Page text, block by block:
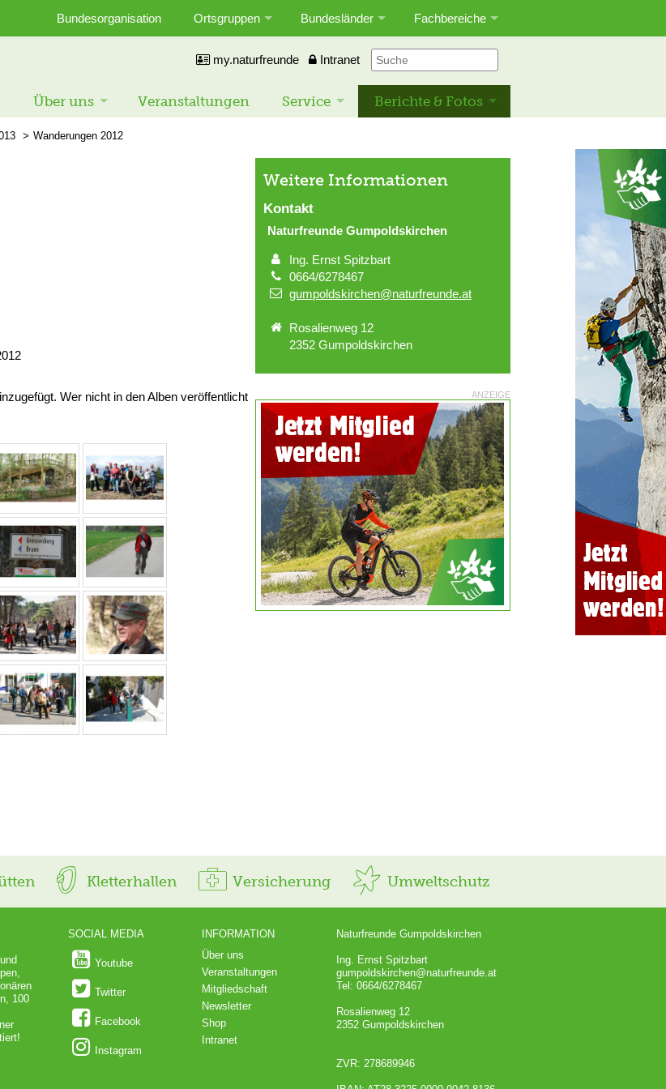
Bundesorganisation Ortsgruppen Bundesländer Fachbereiche
my.naturfreunde Intranet
Über uns Veranstaltungen Service Berichte & Fotos
Wanderungen 2012
Wer nicht in den Alben veröffentlicht
Weitere Informationen
Kontakt
Naturfreunde Gumpoldskirchen
Ing. Ernst Spitzbart
0664/6278467
gumpoldskirchen@naturfreunde.at
Rosalienweg 12
2352 Gumpoldskirchen
ANZEIGE
Kletterhallen Versicherung Umweltschutz
100
SOCIAL MEDIA
Youtube
Twitter
Facebook
Instagram
INFORMATION
Über uns
Veranstaltungen
Mitgliedschaft
Newsletter
Shop
Intranet
Naturfreunde Gumpoldskirchen
Ing. Ernst Spitzbart
gumpoldskirchen@naturfreunde.at
Tel: 0664/6278467
Rosalienweg 12
2352 Gumpoldskirchen
ZVR: 278689946